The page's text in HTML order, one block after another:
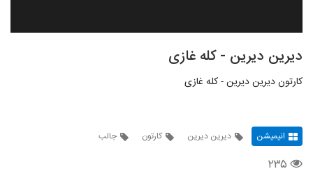
دیرین دیرین - کله غازی
کارتون دیرین دیرین - کله غازی
انیمیشن دیرین دیرین کارتون جالب
۲۳۵